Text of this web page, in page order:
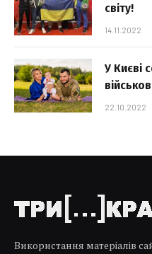
світу!
14.11.2022
У Києві
22.10.2022
Використання матеріалів